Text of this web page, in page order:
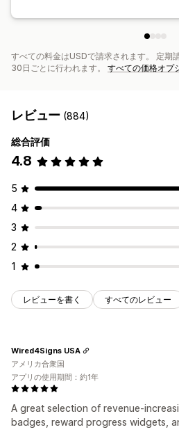
すべての料金はUSDで請求されます。 定期
30日ごとに行われます。 すべての価格オプ
レビュー (884)
総合評価
4.8
5
4
3
2
1
レビューを書く すべてのレビュー
A great selection of revenue-
badges, reward progress widgets,
Wired4Signs USA
アメリカ合衆国
アプリの使用期間：約1年